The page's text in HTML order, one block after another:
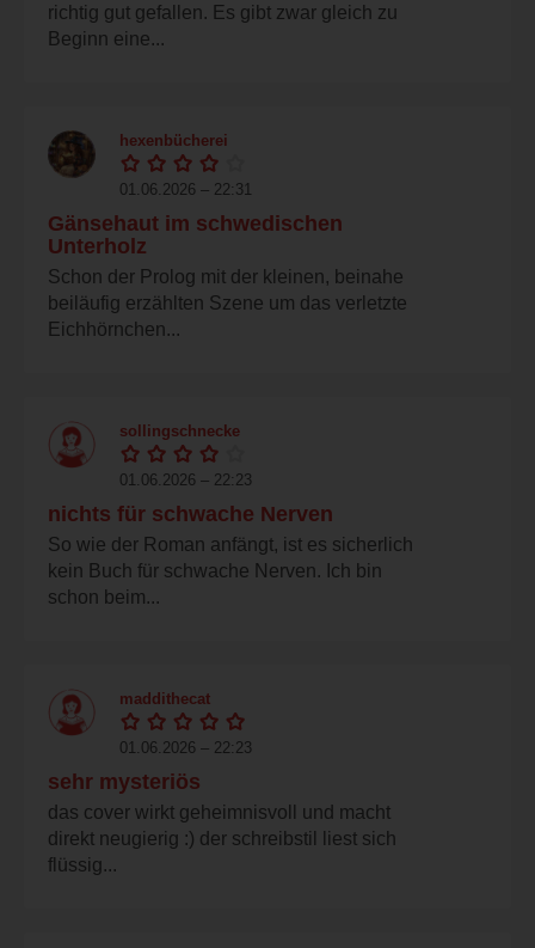
richtig gut gefallen. Es gibt zwar gleich zu
Beginn eine...
hexenbücherei
01.06.2026 – 22:31
Gänsehaut im schwedischen
Unterholz
Schon der Prolog mit der kleinen, beinahe
beiläufig erzählten Szene um das verletzte
Eichhörnchen...
sollingschnecke
01.06.2026 – 22:23
nichts für schwache Nerven
So wie der Roman anfängt, ist es sicherlich
kein Buch für schwache Nerven. Ich bin
schon beim...
maddithecat
01.06.2026 – 22:23
sehr mysteriös
das cover wirkt geheimnisvoll und macht
direkt neugierig :) der schreibstil liest sich
flüssig...